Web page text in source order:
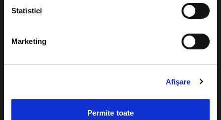
Statistici
Marketing
Afişare
Permite toate
festivaluri
Diverse